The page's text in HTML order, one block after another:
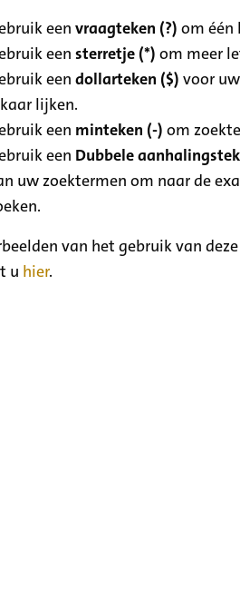
eenvraagteken (?) om één
eensterretje (*) om meer
eendollarteken ($) voor
lijken.
een minteken (-) om
een Dubbele
uw zoektermen om naar de
van het gebruik van
u hier.